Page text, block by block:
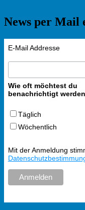
News per Mail
E-Mail Addresse
Wie oft möchtest du
benachrichtigt
Täglich
Wöchentlich
Mit der Anmeldung